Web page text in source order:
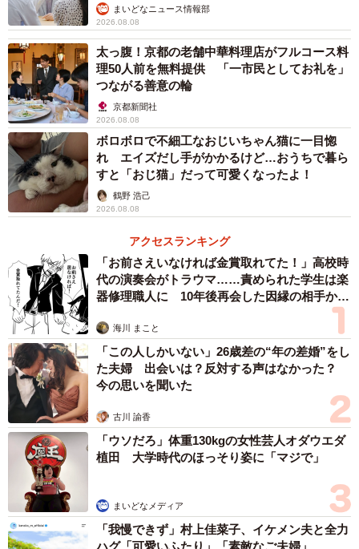
2/6
お母さんに抱かれる幼少期の小籔さん
学校は小中高すべて普通学校へ通学。幼少期、小籔さんは
自身が知的障害であることを知らなかったからだ。小3の時
には数ヶ月、特殊学級に通ったが、しばらくして普通級に
戻ることになったという。
まいどなニュース情報部
2026.08.08
太っ腹！京都の老舗中華料理店がフルコース料
理50人前を無料提供 「一市民としてお礼を」
つながる善意の輪
京都新聞社
2026.08.08
ボロボロで不細工なおじいちゃん猫に一目惚
れ エイズだし手がかかるけど…おうちで暮ら
すと「おじ猫」だって可愛くなったよ！
鶴野 浩己
2026.08.08
アクセスランキング
「お前さえいなければ金賞取れてた！」高校時
代の演奏会がトラウマ……責められた学生は楽
器修理職人に 10年後再会した因縁の相手から
海川 まこと
「この人しかいない」26歳差の“年の差婚”をし
た夫婦 出会いは？反対する声はなかった？
今の思いを聞いた
古川 諭香
「ウソだろ」体重130kgの女性芸人オダウエダ
植田 大学時代のほっそり姿に「マジで」
まいどなメディア
「我慢できず」村上佳菜子、イケメン夫と全力
ハグ「可愛いふたり」「素敵なご夫婦」